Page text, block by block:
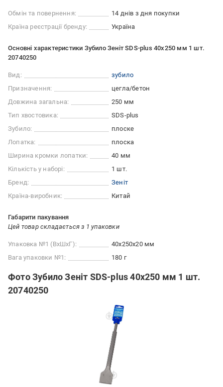
Обмін та повернення:
14 днів з дня покупки
Країна реєстрації бренду:
Україна
Основні характеристики Зубило Зеніт SDS-plus 40x250 мм 1 шт.
20740250
Вид:
зубило
Призначення:
цегла/бетон
Довжина загальна:
250 мм
Тип хвостовика:
SDS-plus
Зубило:
плоске
Лопатка:
плоска
Ширина кромки лопатки:
40 мм
Кількість у наборі:
1 шт.
Бренд:
Зеніт
Країна-виробник:
Китай
Габарити пакування
Цей товар складається з 1 упаковки
Упаковка №1 (ВхШхГ):
40x250x20 мм
Вага упаковки №1:
180 г
Фото Зубило Зеніт SDS-plus 40x250 мм 1 шт.
20740250